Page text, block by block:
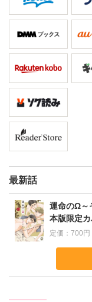
最新話
運命のΩ～
本版限定カ
定価：700円